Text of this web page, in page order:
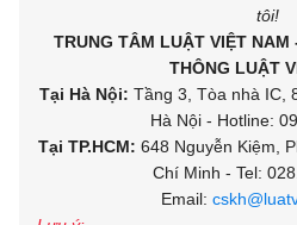
tôi!
TRUNG TÂM LUẬT VIỆT NAM
THÔNG LUẬT
Tại Hà Nội: Tầng 3, Tòa nhà IC,
Hà Nội - Hotline:
Tại TP.HCM: 648 Nguyễn Kiệm,
Chí Minh - Tel:
Email: